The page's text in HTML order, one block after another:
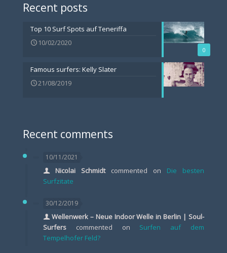
Recent posts
0
Top 10 Surf Spots auf Teneriffa
10/02/2020
Famous surfers: Kelly Slater
21/08/2019
Recent comments
10/11/2021
Nicolai Schmidtcommented on Die besten
Surfzitate
30/12/2019
Wellenwerk – Neue Indoor Welle in Berlin | Soul-
Surfers commented on Surfen auf dem
Tempelhofer Feld?